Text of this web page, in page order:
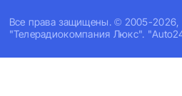
Все права защищены. © 2005-
"Телерадиокомпания Люкс".